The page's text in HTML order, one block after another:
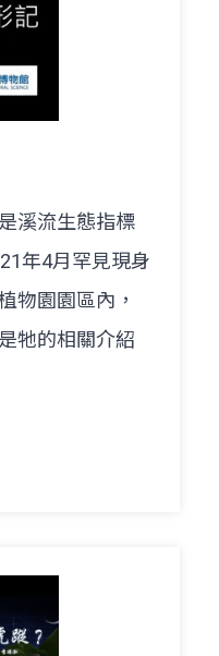
溪流生態指標
年4月罕見現身
物園園區內，
牠的相關介紹